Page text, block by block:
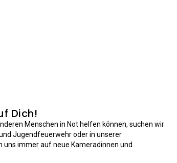
Dich!
Menschen in Not helfen können, suchen wir
und Jugendfeuerwehr oder in unserer
uns immer auf neue Kameradinnen und